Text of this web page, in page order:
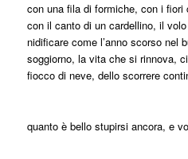
con una fila di formiche, con i fiori
con il canto di un cardellino, il
nidificare come l’anno scorso nel
soggiorno, la vita che si rinnova,
fiocco di neve, dello scorrere
quanto è bello stupirsi ancora, e